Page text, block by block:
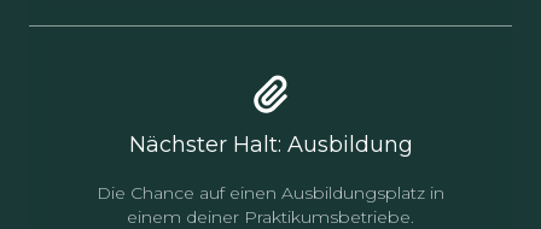
Nächster Halt: Ausbildung
Die Chance auf einen Ausbildungsplatz in
einem deiner Praktikumsbetriebe.